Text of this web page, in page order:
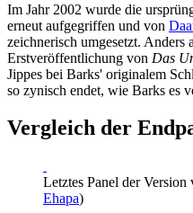
Im Jahr 2002 wurde die
erneut aufgegriffen und von
zeichnerisch umgesetzt. Anders
Erstveröffentlichung von Das
Jippes bei Barks' originalem
so zynisch endet, wie Barks es
Vergleich der
Letztes Panel der Version
Ehapa)